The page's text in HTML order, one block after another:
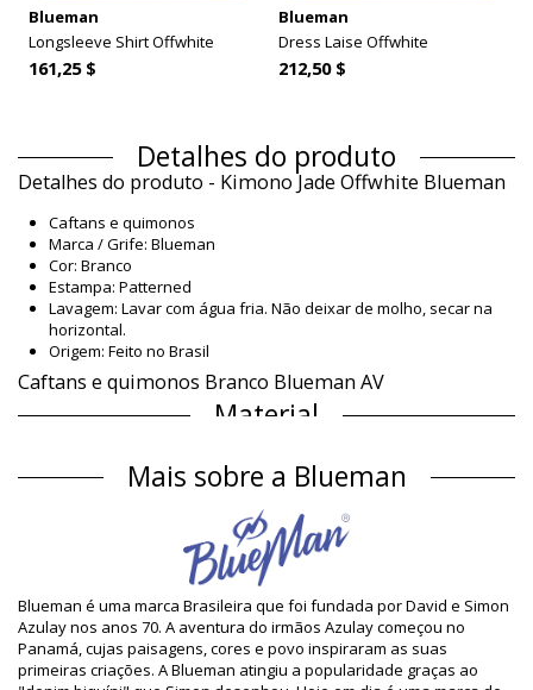
Blueman
Longsleeve Shirt Offwhite
161,25 $
Blueman
Dress Laise Offwhite
212,50 $
Detalhes do produto
Detalhes do produto - Kimono Jade Offwhite Blueman
Caftans e quimonos
Marca / Grife: Blueman
Cor: Branco
Estampa: Patterned
Lavagem: Lavar com água fria. Não deixar de molho, secar na
horizontal.
Origem: Feito no Brasil
Caftans e quimonos Branco Blueman AV
Material
Informação do produto
Departamento: Mulher, Caftans e quimonos
O pacote inclui: 1 x Caftans e quimonos (Outros acessórios não
HS CODE / NCM: 611430
SKU: 1981126187
EAN: S (7909780281230), M (7909780281247), L (7909780281254),
XL (7909780281261)
Referência da estampa: BLM AV25 OFFWHITE
Mais sobre a Blueman
Blueman é uma marca Brasileira que foi fundada por David e Simon
Azulay nos anos 70. A aventura do irmãos Azulay começou no
Panamá, cujas paisagens, cores e povo inspiraram as suas
primeiras criações. A Blueman atingiu a popularidade graças ao